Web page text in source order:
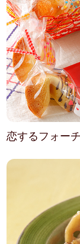
恋するフォー